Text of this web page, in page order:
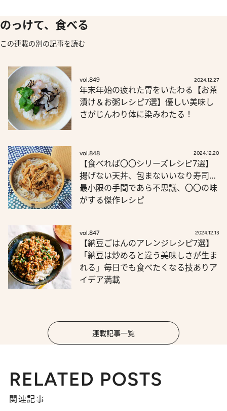
のっけて、食べる
この連載の別の記事を読む
vol.849 2024.12.27
年末年始の疲れた胃をいたわる【お茶
漬け＆お粥レシピ7選】優しい美味し
さがじんわり体に染みわたる！
vol.848 2024.12.20
【食べれば〇〇シリーズレシピ7選】
揚げない天丼、包まないいなり寿司…
最小限の手間であら不思議、〇〇の味
がする傑作レシピ
vol.847 2024.12.13
【納豆ごはんのアレンジレシピ7選】
「納豆は炒めると違う美味しさが生ま
れる」毎日でも食べたくなる技ありア
イデア満載
連載記事一覧
RELATED POSTS
関連記事